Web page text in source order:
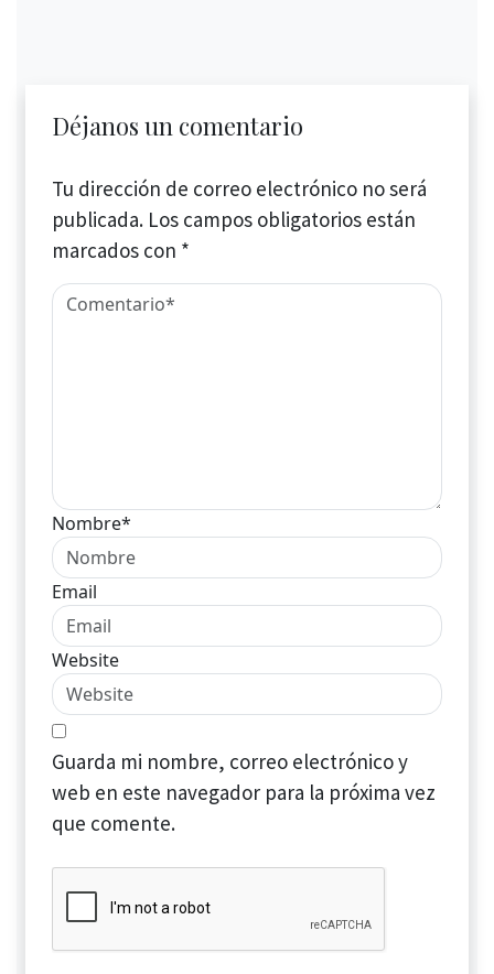
Déjanos un comentario
Tu dirección de correo electrónico no será
publicada. Los campos obligatorios están
marcados con *
Nombre*
Email
Website
Guarda mi nombre, correo electrónico y
web en este navegador para la próxima vez
que comente.